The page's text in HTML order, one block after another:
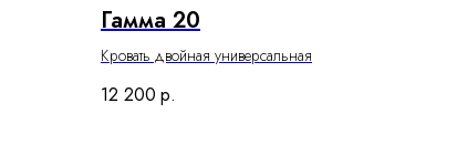
Гамма 20
Кровать двойная универсальная
12 200 р.